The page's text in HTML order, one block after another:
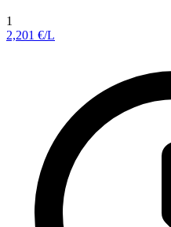
1
2,201 €/L